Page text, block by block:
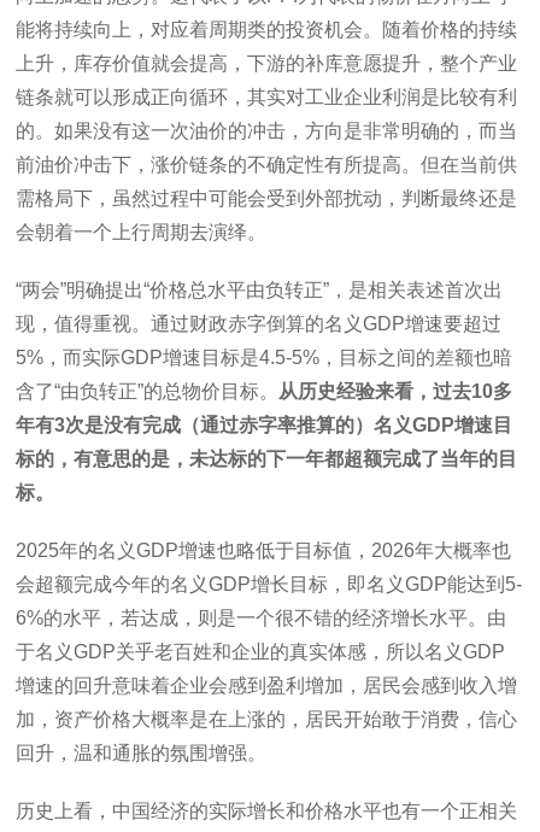
能将持续向上，对应着周期类的投资机会。随着价格的持续
上升，库存价值就会提高，下游的补库意愿提升，整个产业
链条就可以形成正向循环，其实对工业企业利润是比较有利
的。如果没有这一次油价的冲击，方向是非常明确的，而当
前油价冲击下，涨价链条的不确定性有所提高。但在当前供
需格局下，虽然过程中可能会受到外部扰动，判断最终还是
会朝着一个上行周期去演绎。
“两会”明确提出“价格总水平由负转正”，是相关表述首次出
现，值得重视。通过财政赤字倒算的名义GDP增速要超过
5%，而实际GDP增速目标是4.5-5%，目标之间的差额也暗
含了“由负转正”的总物价目标。 从历史经验来看，过去10多
年有3次是没有完成（通过赤字率推算的）名义GDP增速目
标的，有意思的是，未达标的下一年都超额完成了当年的目
标。
2025年的名义GDP增速也略低于目标值，2026年大概率也
会超额完成今年的名义GDP增长目标，即名义GDP能达到5-
6%的水平，若达成，则是一个很不错的经济增长水平。由
于名义GDP关乎老百姓和企业的真实体感，所以名义GDP
增速的回升意味着企业会感到盈利增加，居民会感到收入增
加，资产价格大概率是在上涨的，居民开始敢于消费，信心
回升，温和通胀的氛围增强。
历史上看，中国经济的实际增长和价格水平也有一个正相关